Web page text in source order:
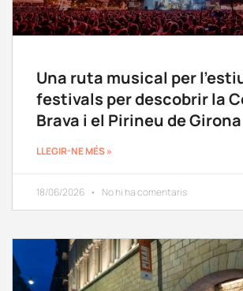
Una ruta musical per
festivals per descobrir la
Brava i el Pirineu de Girona
LLEGIR-NE MÉS »
18/06/2026 No hi ha comentaris